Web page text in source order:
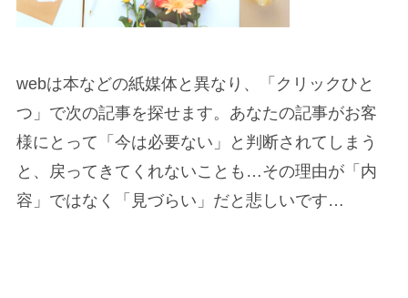
webは本などの紙媒体と異なり、「クリックひと
つ」で次の記事を探せます。あなたの記事がお客
様にとって「今は必要ない」と判断されてしまう
と、戻ってきてくれないことも…その理由が「内
容」ではなく「見づらい」だと悲しいです…